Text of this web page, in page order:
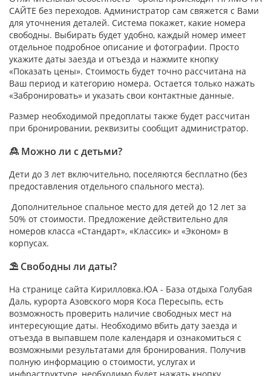
САЙТЕ без переходов. Администратор сам свяжется с Вами
для уточнения деталей. Система покажет, какие номера
свободны. Выбирать будет удобно, каждый номер имеет
отдельное подробное описание и фотографии. Просто
укажите даты заезда и отъезда и нажмите кнопку
«Показать цены». Стоимость будет точно рассчитана на
Ваш период и категорию номера. Остается только нажать
«Забронировать» и указать свои контактные данные.
Размер необходимой предоплаты также будет рассчитан
при бронировании, реквизиты сообщит администратор.
🙎 Можно ли с детьми?
Дети до 3 лет включительно, поселяются бесплатно (без
предоставления отдельного спального места).
Дополнительное спальное место для детей до 12 лет за
50% от стоимости. Предложение действительно для
номеров класса «Стандарт», «Классик» и «Эконом» в
корпусах.
⛱ Свободны ли даты?
На странице сайта Кирилловка.ЮА - База отдыха Голубая
Даль, курорта Азовского моря Коса Пересыпь, есть
возможность проверить наличие свободных мест на
интересующие даты. Необходимо вбить дату заезда и
отъезда в выпавшем поле календаря и ознакомиться с
возможными результатами для бронирования. Получив
полную информацию о стоимости, услугах и